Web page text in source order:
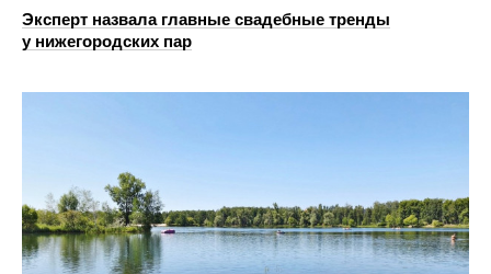
Эксперт назвала главные свадебные тренды
у нижегородских пар